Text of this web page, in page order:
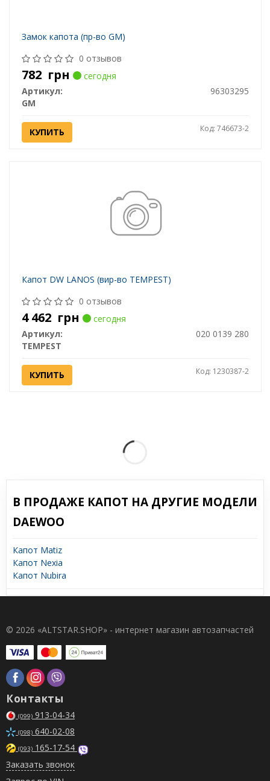
Замок капота (пр-во GM)
0 отзывов
782 грн
сегодня
Артикул:
96303295
GM
КУПИТЬ Код: 746673-2
Капот DW LANOS (вир-во TEMPEST)
0 отзывов
4 462 грн
сегодня
Артикул:
020 0139 280
TEMPEST
КУПИТЬ Код: 1230387-2
В ПРОДАЖЕ КАПОТ НА ДРУГИЕ МОДЕЛИ
DAEWOO
Капот Matiz
Капот Nexia
Капот Nubira
© 2026 «ALTSTAR.SHOP» - интернет магазин автозапчастей
Контакты
(099) 913-04-34
(098) 640-02-08
(093) 165-17-54
Заказать звонок